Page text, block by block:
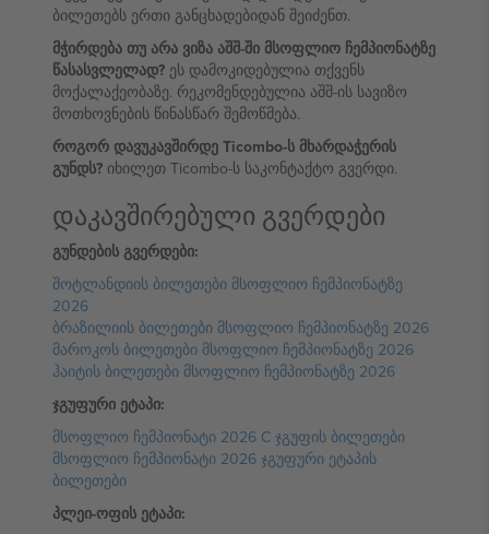
ბილეთებს ერთი განცხადებიდან შეიძენთ.
მჭირდება თუ არა ვიზა აშშ-ში მსოფლიო ჩემპიონატზე
წასასვლელად? ეს დამოკიდებულია თქვენს
მოქალაქეობაზე. რეკომენდებულია აშშ-ის სავიზო
მოთხოვნების წინასწარ შემოწმება.
როგორ დავუკავშირდე Ticombo-ს მხარდაჭერის
გუნდს? იხილეთ Ticombo-ს საკონტაქტო გვერდი.
დაკავშირებული გვერდები
გუნდების გვერდები:
შოტლანდიის ბილეთები მსოფლიო ჩემპიონატზე
2026
ბრაზილიის ბილეთები მსოფლიო ჩემპიონატზე 2026
მაროკოს ბილეთები მსოფლიო ჩემპიონატზე 2026
ჰაიტის ბილეთები მსოფლიო ჩემპიონატზე 2026
ჯგუფური ეტაპი:
მსოფლიო ჩემპიონატი 2026 C ჯგუფის ბილეთები
მსოფლიო ჩემპიონატი 2026 ჯგუფური ეტაპის
ბილეთები
პლეი-ოფის ეტაპი: